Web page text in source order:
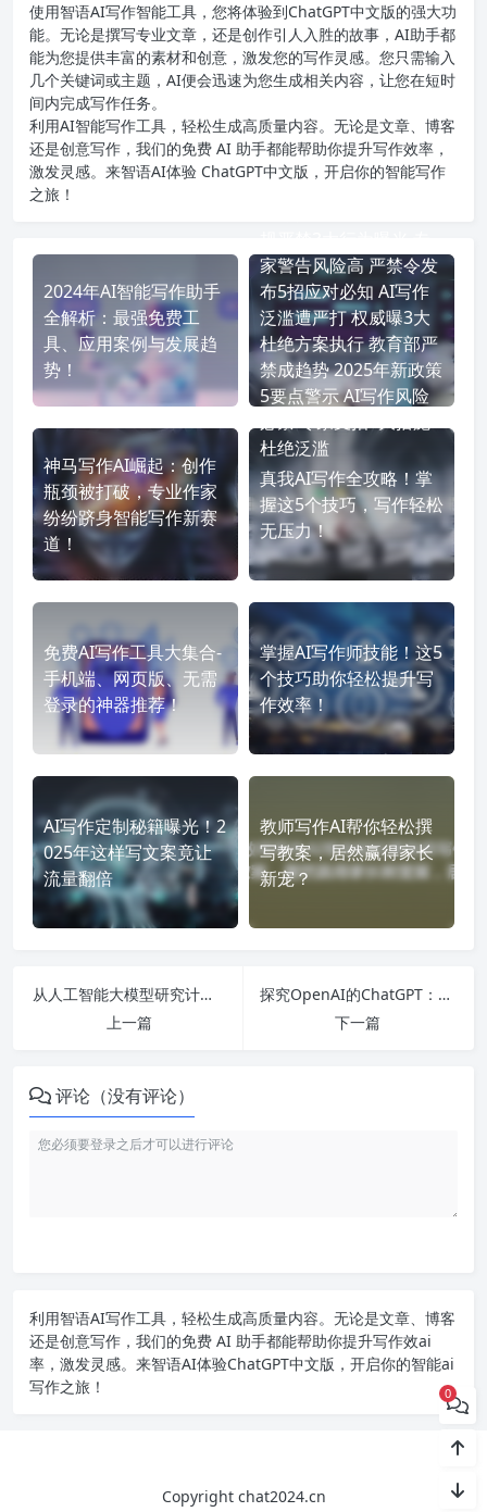
使用智语AI写作智能工具，您将体验到ChatGPT中文版的强大功
能。无论是撰写专业文章，还是创作引人入胜的故事，AI助手都
能为您提供丰富的素材和创意，激发您的写作灵感。您只需输入
几个关键词或主题，AI便会迅速为您生成相关内容，让您在短时
间内完成写作任务。
利用AI智能写作工具，轻松生成高质量内容。无论是文章、博客
还是创意写作，我们的免费 AI 助手都能帮助你提升写作效率，
激发灵感。来智语AI体验 ChatGPT中文版 ，开启你的智能写作
之旅！
2024年AI智能写作助手
全解析：最强免费工
具、应用案例与发展趋
势！
家警告风险高 严禁令发
布5招应对必知 AI写作
泛滥遭严打 权威曝3大
杜绝方案执行 教育部严
禁成趋势 2025年新政策
5要点警示 AI写作风险
杜绝泛滥
神马写作AI崛起：创作
瓶颈被打破，专业作家
纷纷跻身智能写作新赛
道！
真我AI写作全攻略！掌
握这5个技巧，写作轻松
无压力！
免费AI写作工具大集合-
手机端、网页版、无需
登录的神器推荐！
掌握AI写作师技能！这5
个技巧助你轻松提升写
作效率！
AI写作定制秘籍曝光！2
025年这样写文案竟让
流量翻倍
教师写作AI帮你轻松撰
写教案，居然赢得家长
新宠？
从人工智能大模型研究计划到未来科技前沿：解析AI大模型发展趋势与应用的全景探讨！
上一篇
探究OpenAI的ChatGPT：如何解决拒绝访问问题并实现多领域应用的职业前景
下一篇
评论（没有评论）
利用智语AI写作工具，轻松生成高质量内容。无论是文章、博客
还是创意写作，我们的免费 AI 助手都能帮助你提升写作效ai
率，激发灵感。来智语AI体验ChatGPT中文版 ，开启你的智能ai
写作之旅！
0
Copyright chat2024.cn